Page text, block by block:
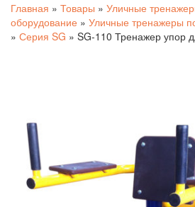
Главная » Товары » Уличные
оборудование » Уличные тренажеры
» Серия SG » SG-110 Тренажер упор